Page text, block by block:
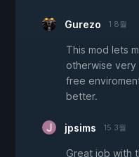
Gurezo 1 8월
This mod lets
otherwise very
free
better.
jpsims 15 3월
Great job with